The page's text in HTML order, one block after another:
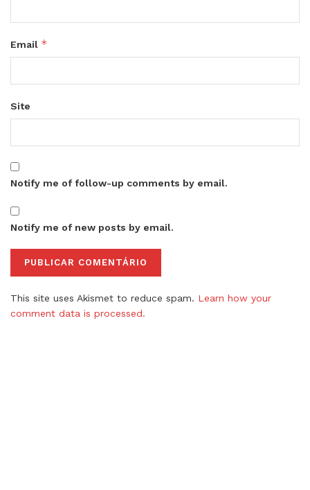
Email *
Site
Notify me of follow-up comments by email.
Notify me of new posts by email.
This site uses Akismet to reduce spam. Learn how your
comment data is processed.